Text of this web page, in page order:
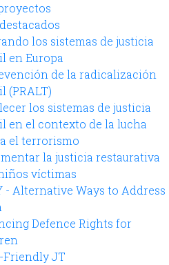
los sistemas de justicia
en Europa
de la radicalización
(PRALT)
los sistemas de justicia
en el contexto de la lucha
el terrorismo
la justicia restaurativa
víctimas
- Alternative Ways to Address
Defence Rights for
Friendly JT